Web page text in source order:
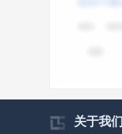
关于我们